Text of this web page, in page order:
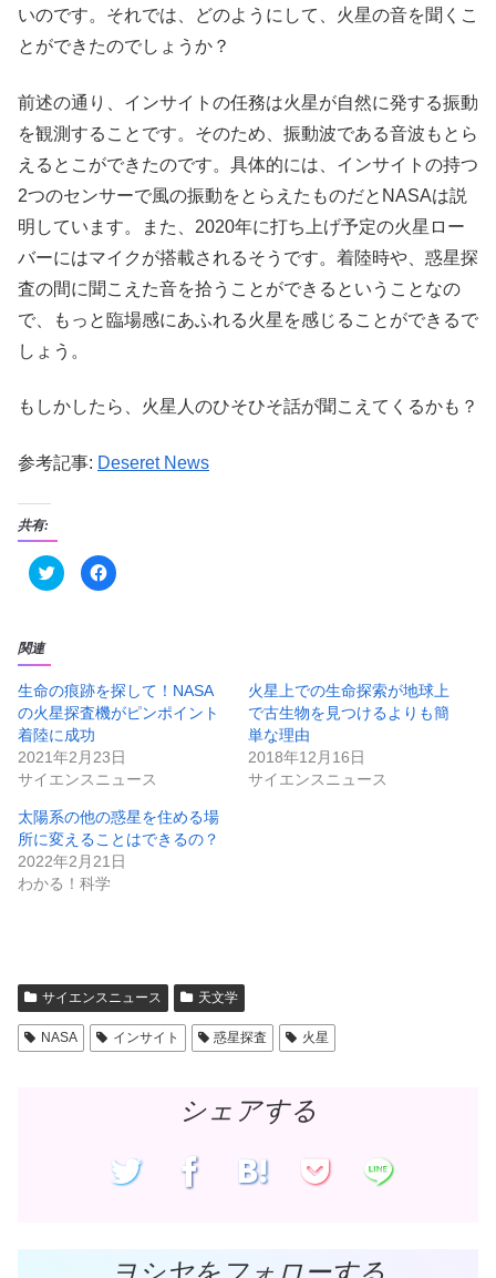
いのです。それでは、どのようにして、火星の音を聞くこ
とができたのでしょうか？
前述の通り、インサイトの任務は火星が自然に発する振動
を観測することです。そのため、振動波である音波もとら
えるとこができたのです。具体的には、インサイトの持つ
2つのセンサーで風の振動をとらえたものだとNASAは説
明しています。また、2020年に打ち上げ予定の火星ロー
バーにはマイクが搭載されるそうです。着陸時や、惑星探
査の間に聞こえた音を拾うことができるということなの
で、もっと臨場感にあふれる火星を感じることができるで
しょう。
もしかしたら、火星人のひそひそ話が聞こえてくるかも？
参考記事: Deseret News
共有:
ク
リ
t
t
e
r
で
共
有
(
し
い
ウ
ィ
ン
ド
ウ
F
a
共
有
す
は
ク
リ
ク
し
て
く
だ
さ
い
ン
ド
ウ
で
開
き
関連
生命の痕跡を探して！NASA
の火星探査機がピンポイント
着陸に成功
2021年2月23日
サイエンスニュース
火星上での生命探索が地球上
で古生物を見つけるよりも簡
単な理由
2018年12月16日
サイエンスニュース
太陽系の他の惑星を住める場
所に変えることはできるの？
2022年2月21日
わかる！科学
サイエンスニュース 天文学
NASA インサイト 惑星探査 火星
シェアする